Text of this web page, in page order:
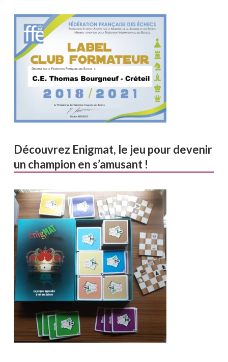
Découvrez Enigmat, le jeu pour devenir
un champion en s’amusant !